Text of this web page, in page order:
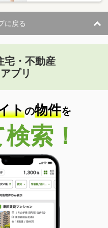
に戻る
宅・不動産
アプリ
トの物件を
索！